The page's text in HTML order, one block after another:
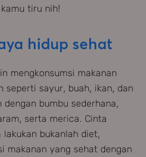
tiru nih!
hidup sehat
mengkonsumsi makanan
seperti sayur, buah, ikan, dan
bumbu sederhana,
serta merica. Cinta
bukanlah diet,
makanan yang sehat dengan